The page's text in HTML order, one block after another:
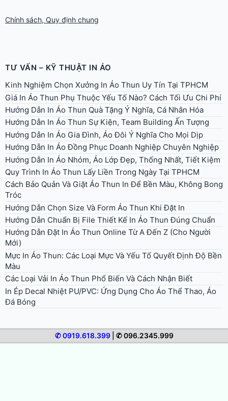
✆ 0919.618.399| ✆ 096.2345.999
Chính sách, Quy định chung
TƯ VẤN – KỸ THUẬT IN ÁO
Kinh Nghiệm Chọn Xưởng In Áo Thun Uy Tín Tại TPHCM
Giá In Áo Thun Phụ Thuộc Yếu Tố Nào? Cách Tối Ưu Chi Phí
Hướng Dẫn In Áo Thun Quà Tặng Ý Nghĩa, Cá Nhân Hóa
Hướng Dẫn In Áo Thun Sự Kiện, Team Building Ấn Tượng
Hướng Dẫn In Áo Gia Đình, Áo Đôi Ý Nghĩa Cho Mọi Dịp
Hướng Dẫn In Áo Đồng Phục Doanh Nghiệp Chuyên Nghiệp
Hướng Dẫn In Áo Nhóm, Áo Lớp Đẹp, Thống Nhất, Tiết Kiệm
Quy Trình In Áo Thun Lấy Liền Trong Ngày Tại TPHCM
Cách Bảo Quản Và Giặt Áo Thun In Để Bền Màu, Không Bong
Tróc
Hướng Dẫn Chọn Size Và Form Áo Thun Khi Đặt In
Hướng Dẫn Chuẩn Bị File Thiết Kế In Áo Thun Đúng Chuẩn
Hướng Dẫn Đặt In Áo Thun Online Từ A Đến Z (Cho Người
Mới)
Mực In Áo Thun: Các Loại Mực Và Yếu Tố Quyết Định Độ Bền
Màu
Các Loại Vải In Áo Thun Phổ Biến Và Cách Nhận Biết
In Ép Decal Nhiệt PU/PVC: Ứng Dụng Cho Áo Thể Thao, Áo
Đá Bóng